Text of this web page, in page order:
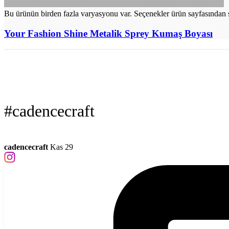
Bu ürünün birden fazla varyasyonu var. Seçenekler ürün
Your Fashion Shine Metalik Sprey Kumaş Boyası
#cadencecraft
cadencecraft Kas 29